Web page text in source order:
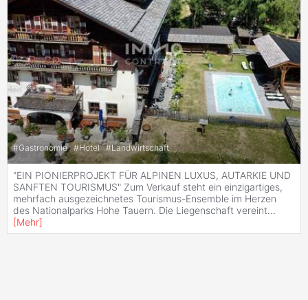
#Gastronomie #Hotel #Landwirtschaft
"EIN PIONIERPROJEKT FÜR ALPINEN LUXUS, AUTARKIE UND
SANFTEN TOURISMUS" Zum Verkauf steht ein einzigartiges,
mehrfach ausgezeichnetes Tourismus-Ensemble im Herzen
des Nationalparks Hohe Tauern. Die Liegenschaft vereint...
[Mehr]